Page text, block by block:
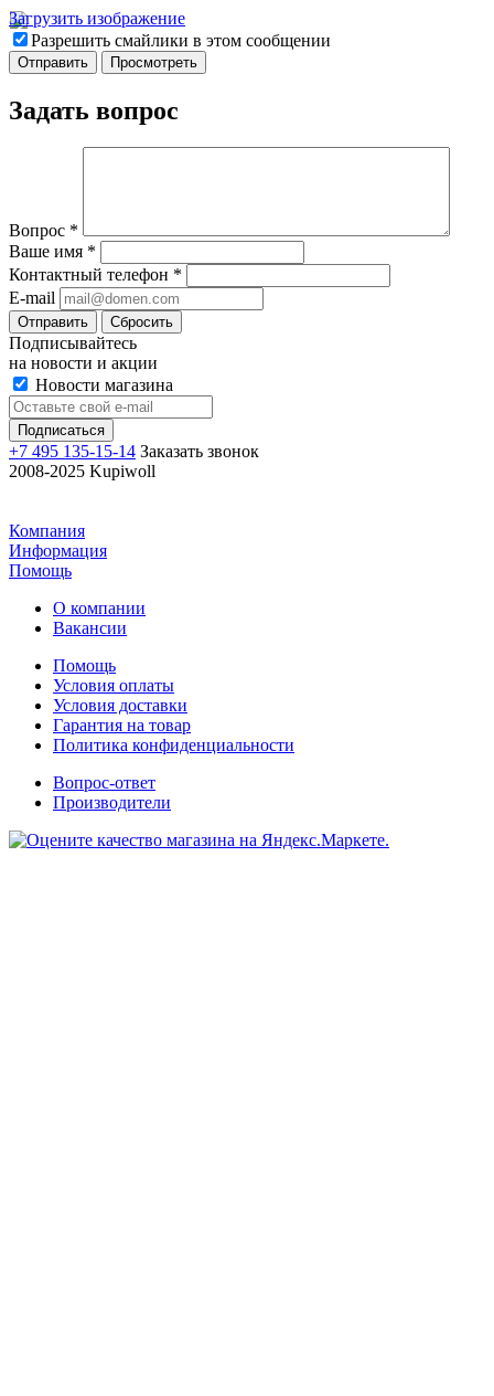
Загрузить изображение
Разрешить смайлики в этом сообщении
Задать вопрос
Вопрос *
Ваше имя *
Контактный телефон *
E-mail
Отправить Сбросить
Подписывайтесь
на новости и акции
Новости магазина
+7 495 135-15-14 Заказать звонок
2008-2025 Kupiwoll
Компания
Информация
Помощь
О компании
Вакансии
Помощь
Условия оплаты
Условия доставки
Гарантия на товар
Политика конфиденциальности
Вопрос-ответ
Производители